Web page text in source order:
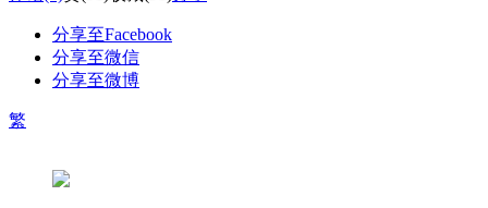
分享至Facebook
分享至微信
分享至微博
繁